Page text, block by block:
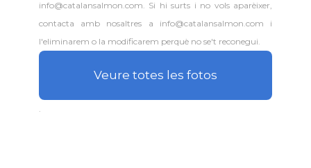
info@catalansalmon.com. Si hi surts i no vols aparèixer,
contacta amb nosaltres a info@catalansalmon.com i
l'eliminarem o la modificarem perquè no se't reconegui.
Veure totes les fotos